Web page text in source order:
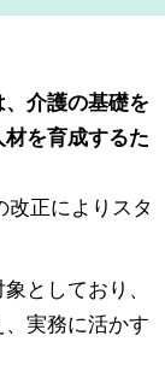
介護の基礎を
を育成するた
改正によりスタ
としており、
実務に活かす